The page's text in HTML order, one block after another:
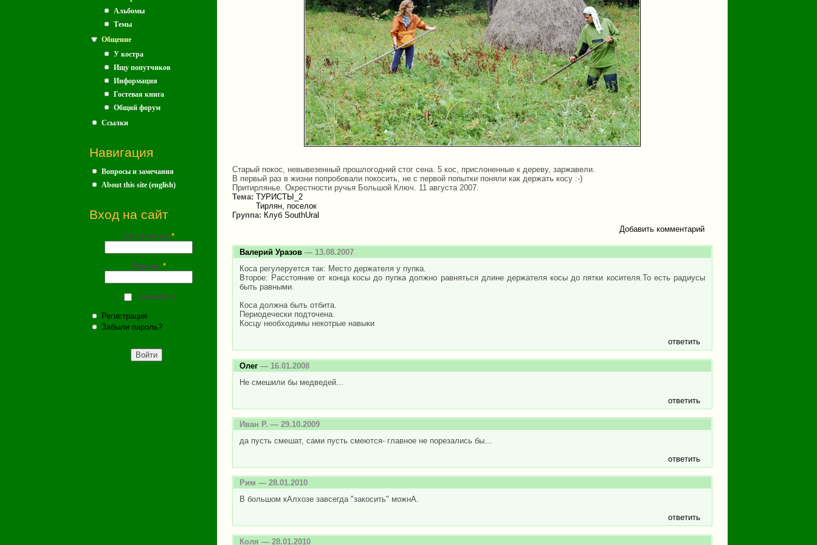
Альбомы
Темы
Общение
У костра
Ищу попутчиков
Информация
Гостевая книга
Общий форум
Ссылки
Навигация
Вопросы и замечания
About this site (english)
Вход на сайт
Имя (почта) *
Пароль *
Запомнить
Регистрация
Забыли пароль?
Старый покос, невывезенный прошлогодний стог сена. 5 кос, прислоненные к дереву, заржавели.
В первый раз в жизни попробовали покосить, не с первой попытки поняли как держать косу :-)
Притирлянье. Окрестности ручья Большой Ключ. 11 августа 2007.
Тема: ТУРИСТЫ_2
Тирлян, поселок
Группа: Клуб SouthUral
Добавить комментарий
Валерий Уразов — 13.08.2007
Коса регулеруется так: Место держателя у пупка.
Второе: Расстояние от конца косы до пупка должно равняться длине держателя косы до пятки косителя.То есть радиусы
быть равными.
Коса должна быть отбита.
Периодечески подточена.
Косцу необходимы некотрые навыки
ответить
Олег — 16.01.2008
Не смешили бы медведей...
ответить
Иван Р. — 29.10.2009
да пусть смешат, сами пусть смеются- главное не порезались бы...
ответить
Рим — 28.01.2010
В большом кАлхозе завсегда "закосить" можнА.
ответить
Коля — 28.01.2010